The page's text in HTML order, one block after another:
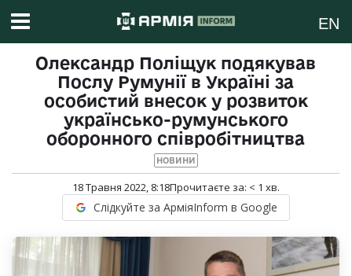
EN
Олександр Поліщук подякував
Послу Румунії в Україні за
особистий внесок у розвиток
українсько-румунського
оборонного співробітництва
НОВИНИ
18 Травня 2022, 8:18Прочитаєте за: < 1 хв.
Слідкуйте за АрміяInform в Google